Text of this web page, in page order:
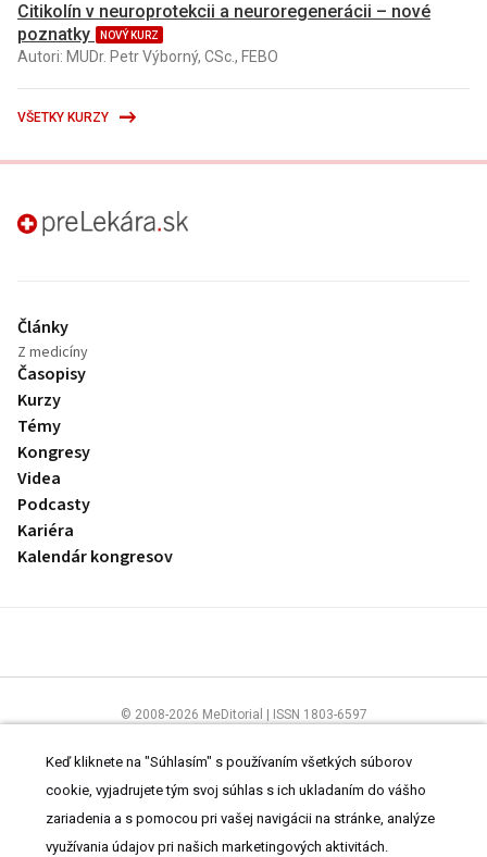
Citikolín v neuroprotekcii a neuroregenerácii – nové
poznatky
NOVÝ KURZ
Autori: MUDr. Petr Výborný, CSc., FEBO
VŠETKY KURZY
preLekára.sk
Články
Z medicíny
Časopisy
Kurzy
Témy
Kongresy
Videa
Podcasty
Kariéra
Kalendár kongresov
© 2008-2026 MeDitorial | ISSN 1803-6597
ČítajteprehlásenieaZásady spracovania osobných údajov
Keď kliknete na "Súhlasím" s používaním všetkých súborov
cookie, vyjadrujete tým svoj súhlas s ich ukladaním do vášho
zariadenia a s pomocou pri vašej navigácii na stránke, analýze
využívania údajov pri našich marketingových aktivitách.